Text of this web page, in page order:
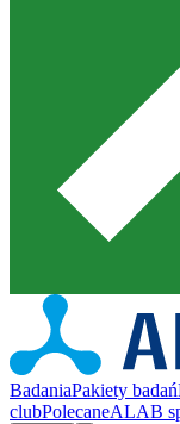
BadaniaPakiety badań
clubPolecaneALAB